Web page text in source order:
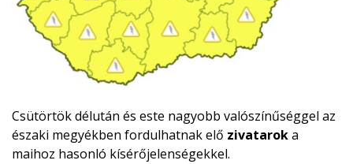
Csütörtök délután és este nagyobb valószínűséggel az
északi megyékben fordulhatnak elő zivataroka
maihoz hasonló kísérőjelenségekkel.